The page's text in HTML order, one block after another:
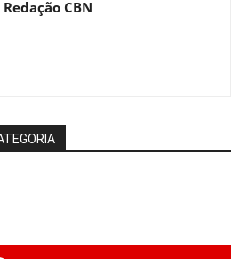
Redação CBN